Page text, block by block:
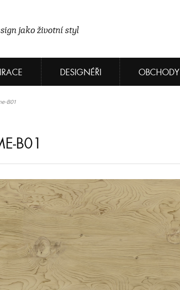
jako životní styl
DESIGNÉŘI OBCHODY
B01
B01